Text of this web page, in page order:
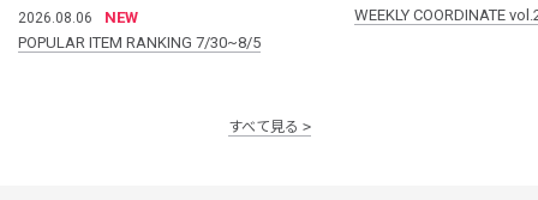
2026.08.06
NEW
POPULAR ITEM RANKING 7/30~8/5
WEEKLY COORDINATE
すべて見る